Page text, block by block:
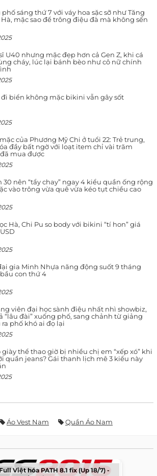
sáng thứ 7 với váy hoa sặc sỡ như Tăng
mặc sao để trông điệu đà mà không sến
U40 nhưng mặc đẹp hơn cả Gen Z, khi cá
cháy, lúc lại bánh bèo như cô nữ chính
đi biển không mặc bikini vẫn gây sốt
của Phương Mỹ Chi ở tuổi 22: Trẻ trung,
đầy bất ngờ với loạt item chỉ vài trăm
mua được
30 nên “tẩy chay” ngay 4 kiểu quần ống rộng
vào trông vừa quê vừa kéo tụt chiều cao
Hà, Chi Pu so body với bikini “tí hon” giá
gia Minh Nhựa năng động suốt 9 tháng
con thứ 4
viên đại học sành điệu nhất nhì showbiz,
“lâu đài” xuống phố, sang chảnh từ giảng
phố khó ai đọ lại
giày thể thao giờ bị nhiều chị em “xếp xó” khi
quần jeans? Gái thanh lịch mê 3 kiểu này
Áo Vest Nam Quần Áo Nam
Việt hóa PATH 8.1 fix (Up 18/7) -